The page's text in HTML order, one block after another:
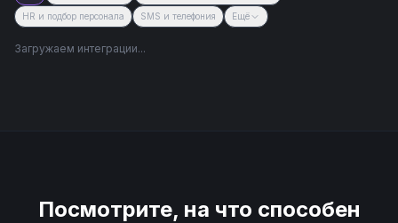
HR и подбор персонала SMS и телефония Ещё
Загружаем интеграции...
Посмотрите, на что способен